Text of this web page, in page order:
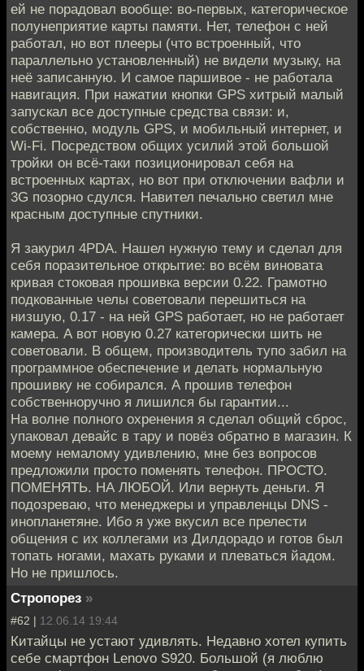
ей не порадовал вообще: во-первых, категорическое
полунеприятие карты памяти. Нет, телефон с ней
работал, но вот плееры (что встроенный, что
параллельно установленный) не видели музыку, на
неё записанную. И самое паршивое - не работала
навигация. При нажатии кнопки GPS хитрый малый
запускал все доступные средства связи: и,
собственно, модуль GPS, и мобильный интернет, и
Wi-Fi. Посредством общих усилий этой большой
тройки он всё-таки позиционировал себя на
встроенных картах, но вот при отключении вафли и
3G позорно сдулся. Навител печально светил мне
красным доступные спутники.
Я закурил 4PDA. Нашел нужную тему и сделал для
себя поразительное открытие: во всём виновата
кривая стоковая прошивка версии 0.22. Грамотно
подкованные челы советовали перешиться на
низшую, 0.17 - на ней GPS работает, но не работает
камера. А вот новую 0.27 категорически шить не
советовали. В общем, производитель тупо забил на
программное обеспечение и делать нормальную
прошивку не собирался. А прошив телефон
собственноручно я лишился бы гарантии...
На волне полного охренения я сделал общий сброс,
упаковал девайс в тару и повёз обратно в магазин. К
моему немалому удивлению, мне без вопросов
предложили просто поменять телефон. ПРОСТО.
ПОМЕНЯТЬ. НА ЛЮБОЙ. Или вернуть деньги. Я
подозреваю, что менеджеры и управленцы DNS -
инопланетяне. Ибо я уже вкусил все прелести
общения с их коллегами из Дилдорадо и готов был
топать ногами, махать руками и плеваться йадом.
Но не пришлось.
Стропорез »
#62 | 12.06.14 19:44
Китайцы не устают удивлять. Недавно хотел купить
себе смартфон Lenovo S920. Большой (я люблю